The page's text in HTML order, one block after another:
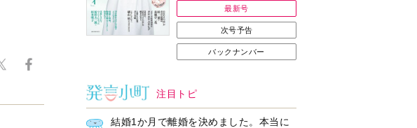
最新号
次号予告
バックナンバー
注目トピ
結婚1か月で離婚を決めました。本当に